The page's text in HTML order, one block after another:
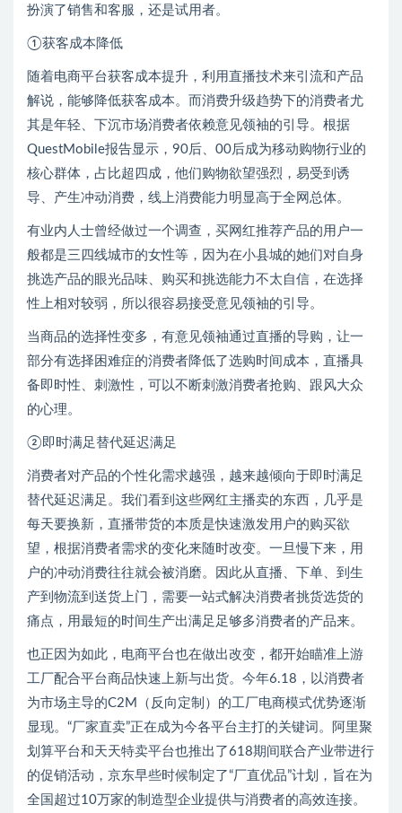
扮演了销售和客服，还是试用者。
①获客成本降低
随着电商平台获客成本提升，利用直播技术来引流和产品
解说，能够降低获客成本。而消费升级趋势下的消费者尤
其是年轻、下沉市场消费者依赖意见领袖的引导。根据
QuestMobile报告显示，90后、00后成为移动购物行业的
核心群体，占比超四成，他们购物欲望强烈，易受到诱
导、产生冲动消费，线上消费能力明显高于全网总体。
有业内人士曾经做过一个调查，买网红推荐产品的用户一
般都是三四线城市的女性等，因为在小县城的她们对自身
挑选产品的眼光品味、购买和挑选能力不太自信，在选择
性上相对较弱，所以很容易接受意见领袖的引导。
当商品的选择性变多，有意见领袖通过直播的导购，让一
部分有选择困难症的消费者降低了选购时间成本，直播具
备即时性、刺激性，可以不断刺激消费者抢购、跟风大众
的心理。
②即时满足替代延迟满足
消费者对产品的个性化需求越强，越来越倾向于即时满足
替代延迟满足。我们看到这些网红主播卖的东西，几乎是
每天要换新，直播带货的本质是快速激发用户的购买欲
望，根据消费者需求的变化来随时改变。一旦慢下来，用
户的冲动消费往往就会被消磨。因此从直播、下单、到生
产到物流到送货上门，需要一站式解决消费者挑货选货的
痛点，用最短的时间生产出满足足够多消费者的产品来。
也正因为如此，电商平台也在做出改变，都开始瞄准上游
工厂配合平台商品快速上新与出货。今年6.18，以消费者
为市场主导的C2M（反向定制）的工厂电商模式优势逐渐
显现。“厂家直卖”正在成为今各平台主打的关键词。阿里聚
划算平台和天天特卖平台也推出了618期间联合产业带进行
的促销活动，京东早些时候制定了“厂直优品”计划，旨在为
全国超过10万家的制造型企业提供与消费者的高效连接。